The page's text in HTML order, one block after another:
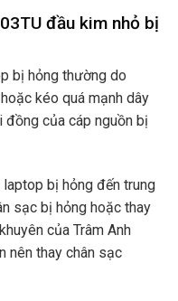
đầu kim nhỏ bị
bị hỏng thường do
kéo quá mạnh dây
của cáp nguồn bị
bị hỏng đến trung
sạc bị hỏng hoặc thay
của Trâm Anh
nên thay chân sạc